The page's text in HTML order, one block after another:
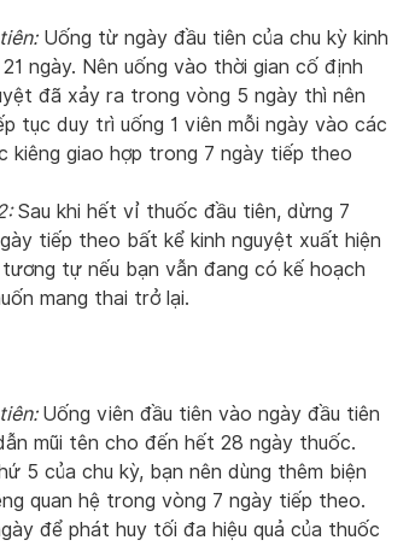
Uống từ ngày đầu tiên của chu kỳ kinh
ngày. Nên uống vào thời gian cố định
đã xảy ra trong vòng 5 ngày thì nên
tục duy trì uống 1 viên mỗi ngày vào các
kiêng giao hợp trong 7 ngày tiếp theo
Sau khi hết vỉ thuốc đầu tiên, dừng 7
tiếp theo bất kể kinh nguyệt xuất hiện
tự nếu bạn vẫn đang có kế hoạch
mang thai trở lại.
Uống viên đầu tiên vào ngày đầu tiên
mũi tên cho đến hết 28 ngày thuốc.
5 của chu kỳ, bạn nên dùng thêm biện
quan hệ trong vòng 7 ngày tiếp theo.
để phát huy tối đa hiệu quả của thuốc